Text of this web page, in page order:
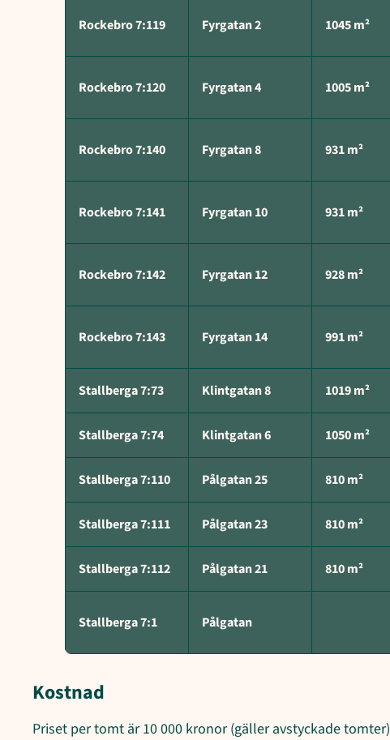
Rockebro 7:119 Fyrgatan 2 1045 m²
Rockebro 7:120 Fyrgatan 4 1005 m²
Rockebro 7:140 Fyrgatan 8 931 m²
Rockebro 7:141 Fyrgatan 10 931 m²
Rockebro 7:142 Fyrgatan 12 928 m²
Rockebro 7:143 Fyrgatan 14 991 m²
Stallberga 7:73 Klintgatan 8 1019 m²
Stallberga 7:74 Klintgatan 6 1050 m²
Stallberga 7:110 Pålgatan 25 810 m²
Stallberga 7:111 Pålgatan 23 810 m²
Stallberga 7:112 Pålgatan 21 810 m²
Stallberga 7:1 Pålgatan
Kostnad
Priset per tomt är 10 000 kronor (gäller avstyckade tomter)